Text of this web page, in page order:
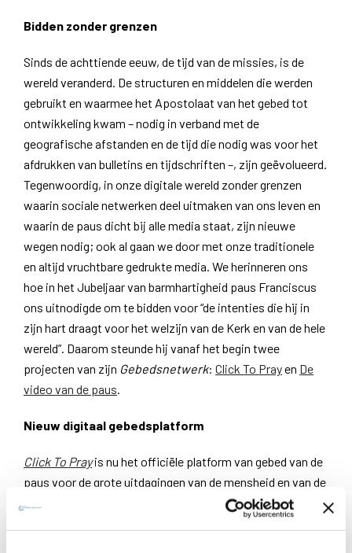
Bidden zonder grenzen
Sinds de achttiende eeuw, de tijd van de missies, is de
wereld veranderd. De structuren en middelen die werden
gebruikt en waarmee het Apostolaat van het gebed tot
ontwikkeling kwam – nodig in verband met de
geografische afstanden en de tijd die nodig was voor het
afdrukken van bulletins en tijdschriften –, zijn geëvolueerd.
Tegenwoordig, in onze digitale wereld zonder grenzen
waarin sociale netwerken deel uitmaken van ons leven en
waarin de paus dicht bij alle media staat, zijn nieuwe
wegen nodig; ook al gaan we door met onze traditionele
en altijd vruchtbare gedrukte media. We herinneren ons
hoe in het Jubeljaar van barmhartigheid paus Franciscus
ons uitnodigde om te bidden voor “de intenties die hij ​​in
zijn hart draagt voor het welzijn van de Kerk en van de hele
wereld”. Daarom steunde hij vanaf het begin twee
projecten van zijn Gebedsnetwerk: Click To Prayen De
video van de paus
Nieuw digitaal gebedsplatform
Click To Pray is nu het officiële platform van gebed van de
paus voor de grote uitdagingen van de mensheid en van de
missies van de Kerk. Het heeft meer dan 310.000
gebruikers in het Portugees, Spaans, Frans en Engels. In